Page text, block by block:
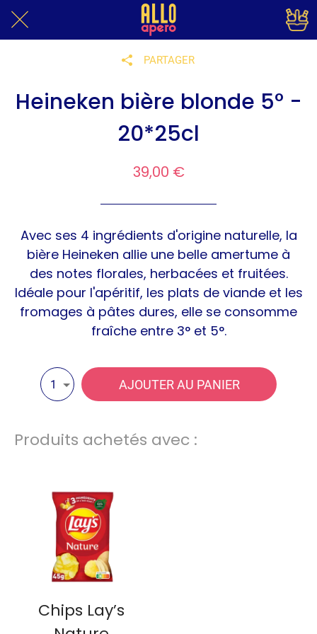
PARTAGER
Heineken bière blonde 5° -
20*25cl
39,00 €
Avec ses 4 ingrédients d'origine naturelle, la
bière Heineken allie une belle amertume à
des notes florales, herbacées et fruitées.
Idéale pour l'apéritif, les plats de viande et les
fromages à pâtes dures, elle se consomme
fraîche entre 3° et 5°.
1 AJOUTER AU PANIER
Produits achetés avec :
Chips Lay’s